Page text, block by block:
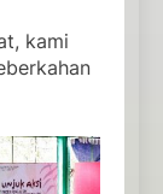
kami